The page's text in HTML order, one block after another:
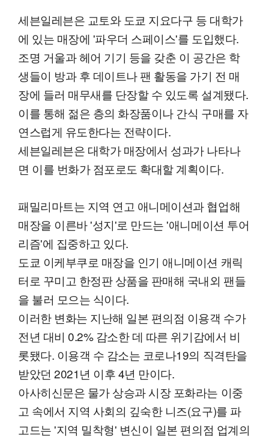
세븐일레븐은 교토와 도쿄 지요다구 등 대학가
에 있는 매장에 '파우더 스페이스'를 도입했다.
조명 거울과 헤어 기기 등을 갖춘 이 공간은 학
생들이 방과 후 데이트나 팬 활동을 가기 전 매
장에 들러 매무새를 단장할 수 있도록 설계됐다.
이를 통해 젊은 층의 화장품이나 간식 구매를 자
연스럽게 유도한다는 전략이다.
세븐일레븐은 대학가 매장에서 성과가 나타나
면 이를 번화가 점포로도 확대할 계획이다.
패밀리마트는 지역 연고 애니메이션과 협업해
매장을 이른바 '성지'로 만드는 '애니메이션 투어
리즘'에 집중하고 있다.
도쿄 이케부쿠로 매장을 인기 애니메이션 캐릭
터로 꾸미고 한정판 상품을 판매해 국내외 팬들
을 불러 모으는 식이다.
이러한 변화는 지난해 일본 편의점 이용객 수가
전년 대비 0.2% 감소한 데 따른 위기감에서 비
롯됐다. 이용객 수 감소는 코로나19의 직격탄을
받았던 2021년 이후 4년 만이다.
아사히신문은 물가 상승과 시장 포화라는 이중
고 속에서 지역 사회의 깊숙한 니즈(요구)를 파
고드는 '지역 밀착형' 변신이 일본 편의점 업계의